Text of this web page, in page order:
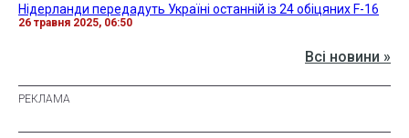
Нідерланди передадуть Україні останній із 24 обіцяних F-16
26 травня 2025, 06:50
Всі новини »